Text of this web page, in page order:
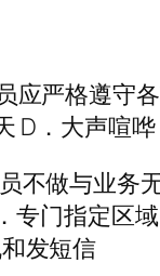
应严格遵守
D．大声喧哗
不做与业务
专门指定区
发短信